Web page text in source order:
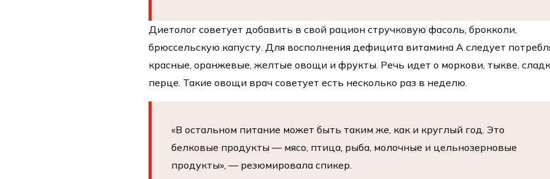
Диетолог советует добавить в свой рацион стручковую фасоль, брокколи,
брюссельскую капусту. Для восполнения дефицита витамина А следует
красные, оранжевые, желтые овощи и фрукты. Речь идет о моркови, тыкве,
перце. Такие овощи врач советует есть несколько раз в неделю.
«В остальном питание может быть таким же, как и круглый год. Это
белковые продукты — мясо, птица, рыба, молочные и цельнозерновые
продукты», — резюмировала спикер.